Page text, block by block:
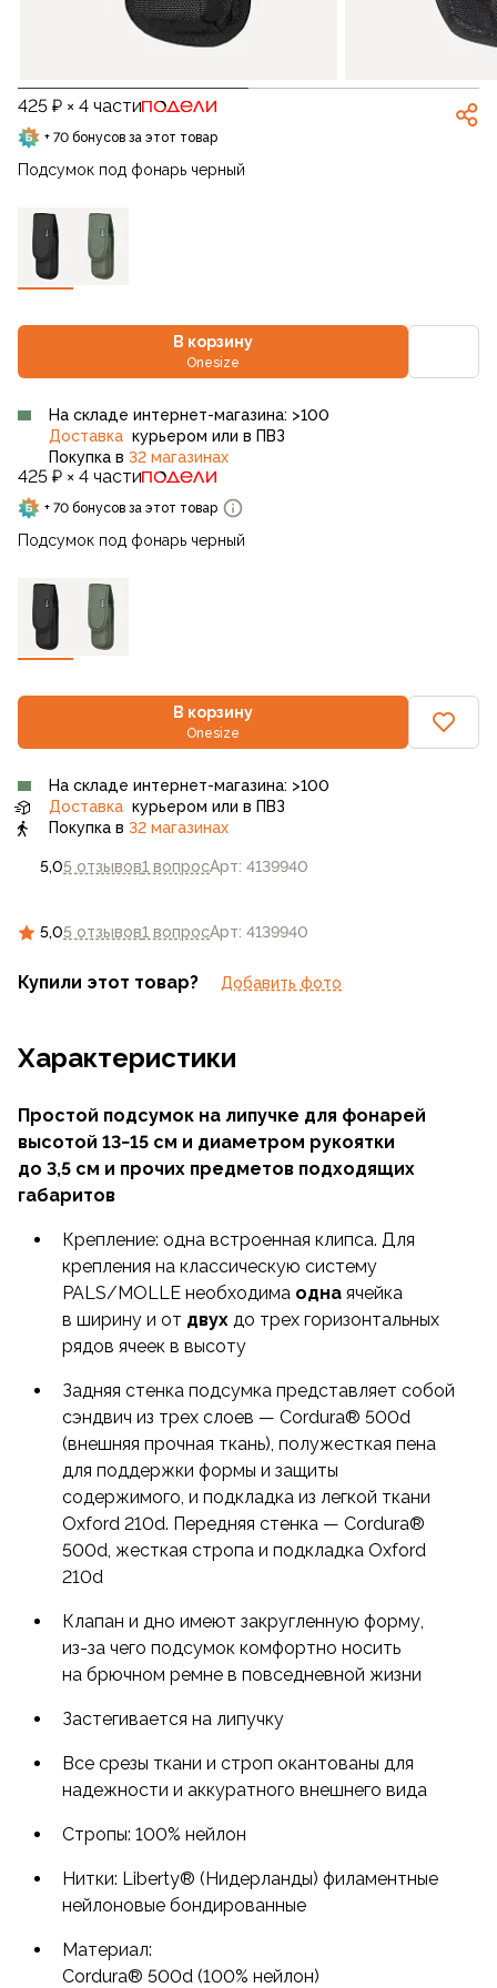
425 ₽ × 4 части
+ 70 бонусов за этот товар
Подсумок под фонарь черный
В корзину
Onesize
5,05 отзывов1 вопросАрт: 4139940
На складе интернет-магазина: >100
Доставка курьером или в ПВЗ
Покупка в 32 магазинах
425 ₽ × 4 части
+ 70 бонусов за этот товар
Подсумок под фонарь черный
В корзину
Onesize
5,05 отзывов1 вопросАрт: 4139940
На складе интернет-магазина: >100
Доставка курьером или в ПВЗ
Покупка в 32 магазинах
Купили этот товар? Добавить фото
Характеристики
Простой подсумок на липучке для фонарей
высотой 13−15 см и диаметром рукоятки
до 3,5 см и прочих предметов подходящих
габаритов
Крепление: одна встроенная клипса. Для
крепления на классическую систему
PALS/MOLLE необходима одна ячейка
в ширину и от двух до трех горизонтальных
рядов ячеек в высоту
Задняя стенка подсумка представляет собой
сэндвич из трех слоев — Cordura® 500d
(внешняя прочная ткань), полужесткая пена
для поддержки формы и защиты
содержимого, и подкладка из легкой ткани
Oxford 210d. Передняя стенка — Cordura®
500d, жесткая стропа и подкладка Oxford
210d
Клапан и дно имеют закругленную форму,
из-за чего подсумок комфортно носить
на брючном ремне в повседневной жизни
Застегивается на липучку
Все срезы ткани и строп окантованы для
надежности и аккуратного внешнего вида
Стропы: 100% нейлон
Нитки: Liberty® (Нидерланды) филаментные
нейлоновые бондированные
Материал:
Cordura® 500d (100% нейлон)